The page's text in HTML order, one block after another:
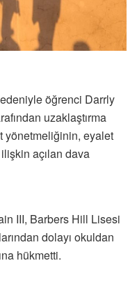
öğrenci Darrly
uzaklaştırma
yönetmeliğinin, eyalet
ilişkin açılan dava
III, Barbers Hill Lisesi
dolayı okuldan
hükmetti.